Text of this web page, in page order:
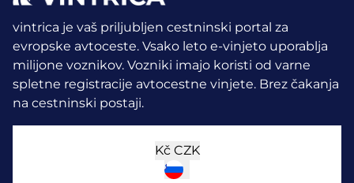
vintrica je vaš priljubljen cestninski portal za
evropske avtoceste. Vsako leto e-vinjeto uporablja
milijone voznikov. Vozniki imajo koristi od varne
spletne registracije avtocestne vinjete. Brez čakanja
na cestninski postaji.
Kč CZK